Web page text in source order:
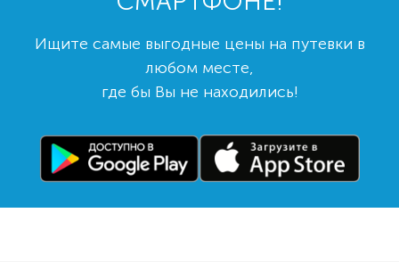
Ищите самые выгодные цены на путевки в
любом месте,
где бы Вы не находились!